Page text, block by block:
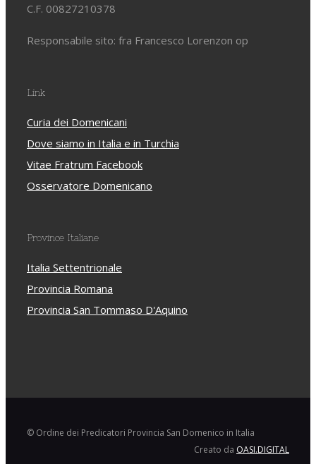
C.F. 00827210378
Responsabile sito: fra Francesco Lorenzon op
Link
Curia dei Domenicani
Dove siamo in Italia e in Turchia
Vitae Fratrum Facebook
Osservatore Domenicano
Province Italiane
Italia Settentrionale
Provincia Romana
Provincia San Tommaso D'Aquino
© Ordine dei Predicatori Provincia San Domenico in Italia
Creato da OASI.DIGITAL